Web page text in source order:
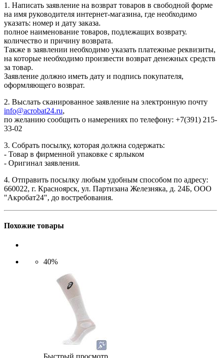
1. Написать заявление на возврат товаров в свободной форме
на имя руководителя интернет-магазина, где необходимо
указать: номер и дату заказа.
полное наименование товаров, подлежащих возврату.
количество и причину возврата.
Также в заявлении необходимо указать платежные реквизиты,
на которые необходимо произвести возврат денежных средств
за товар.
Заявление должно иметь дату и подпись покупателя,
оформляющего возврат.
2. Выслать сканированное заявление на электронную почту
info@acrobat24.ru,
по желанию сообщить о намерениях по телефону: +7(391) 215-
33-02
3. Собрать посылку, которая должна содержать:
- Товар в фирменной упаковке с ярлыком
- Оригинал заявления.
4. Отправить посылку любым удобным способом по адресу:
660022, г. Красноярск, ул. Партизана Железняка, д. 24Б, ООО
"Акробат24", до востребования.
Похожие товары
40%